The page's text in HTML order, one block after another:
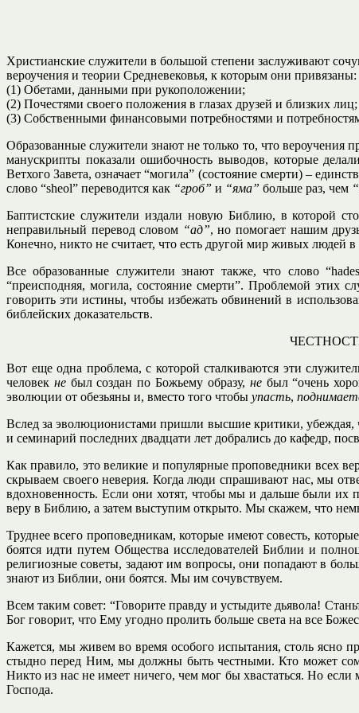
Христианские служители в большой степени заслуживают
вероучения и теории Средневековья, к которым они привязаны:
(1) Обетами, данными при рукоположении;
(2) Почестями своего положения в глазах друзей и близких лиц;
(3) Собственными финансовыми потребностями и
Образованные служители знают не только то, что вероучения
манускрипты показали ошибочность выводов, которые
Ветхого Завета, означает “могила” (состояние смерти) –
слово “sheol” переводится как “гроб” и “яма” больше раз, чем
Баптистские служители издали новую Библию, в которой
неправильный перевод словом “ад”, но помогает нашим
Конечно, никто не считает, что есть другой мир живых людей
Все образованные служители знают также, что слово
“преисподняя, могила, состояние смерти”. Проблемой этих
говорить эти истины, чтобы избежать обвинений в
библейских доказательств.
Вот еще одна проблема, с которой сталкиваются эти
человек небыл создан по Божьему образу, небыл “очень
эволюции от обезьяны и, вместо того чтобы упасть,
Вслед за эволюционистами пришли высшие критики, убеждая,
и семинарий последних двадцати лет добрались до кафедр,
Как правило, это великие и популярные проповедники всех
скрываем своего неверия. Когда люди спрашивают нас, мы
вдохновенность. Если они хотят, чтобы мы и дальше были их
веру в Библию, а затем выступим открыто. Мы скажем, что
Труднее всего проповедникам, которые имеют совесть,
боятся идти путем Общества исследователей Библии и
религиозные советы, задают им вопросы, они попадают в
знают из Библии, они боятся. Мы им сочувствуем.
Всем таким совет: “Говорите правду и устыдите дьявола!
Бог говорит, что Ему угодно пролить больше света на все
Кажется, мы живем во время особого испытания, столь ясно
стыдно перед Ним, мы должны быть честными. Кто может
Никто из нас не имеет ничего, чем мог бы хвастаться. Но
Господа.